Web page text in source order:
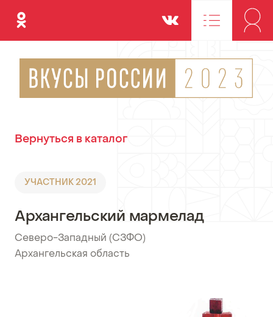
Одноклассники Вконтакте
Вернуться в каталог
УЧАСТНИК 2021
Архангельский мармелад
Северо-Западный (СЗФО)
•Архангельская область